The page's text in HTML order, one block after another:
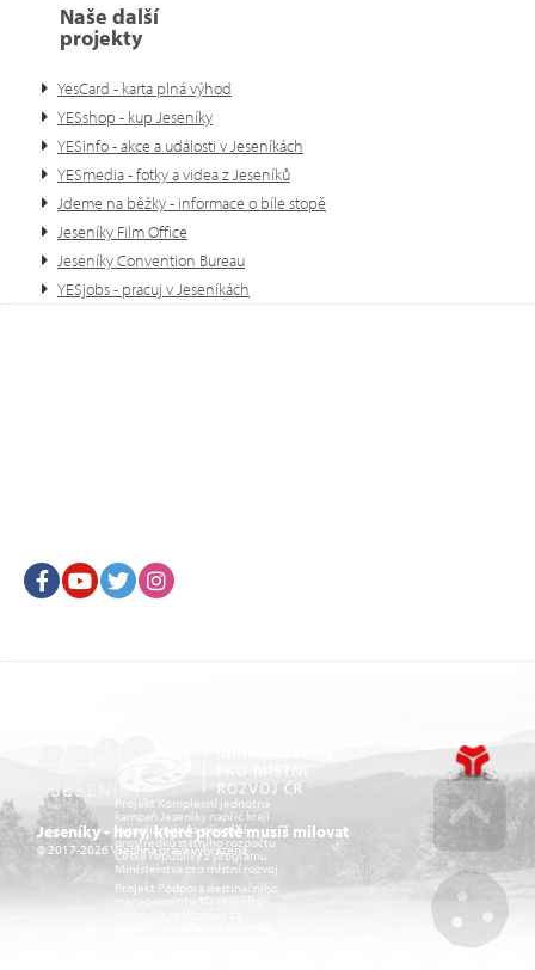
Naše další
projekty
YesCard - karta plná výhod
YESshop - kup Jeseníky
YESinfo - akce a události v Jeseníkách
YESmedia - fotky a videa z Jeseníků
Jdeme na běžky - informace o bíle stopě
Jeseníky Film Office
Jeseníky Convention Bureau
YESjobs - pracuj v Jeseníkách
FacebookYoutubeTwitter
Jeseníky - hory, které prostě musíš milovat
© 2017-2026 Všechna práva vyhrazena.
Projekt Komplexní jednotná
kampaň Jeseníky napříč kraji
je realizován za přispění
prostředků státního rozpočtu
České republiky z programu
Ministerstva pro místní rozvoj.
Projekt Podpora destinačního
managementu TO Jeseníky-
Go